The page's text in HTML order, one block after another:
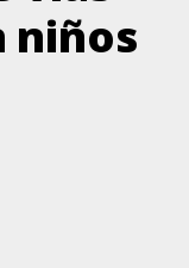
niños